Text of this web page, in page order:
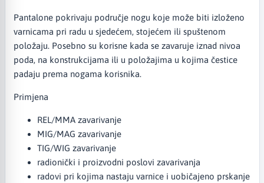
Pantalone pokrivaju područje nogu koje može biti izloženo
varnicama pri radu u sjedećem, stojećem ili spuštenom
položaju. Posebno su korisne kada se zavaruje iznad nivoa
poda, na konstrukcijama ili u položajima u kojima čestice
padaju prema nogama korisnika.
Primjena
REL/MMA zavarivanje
MIG/MAG zavarivanje
TIG/WIG zavarivanje
radionički i proizvodni poslovi zavarivanja
radovi pri kojima nastaju varnice i uobičajeno prskanje